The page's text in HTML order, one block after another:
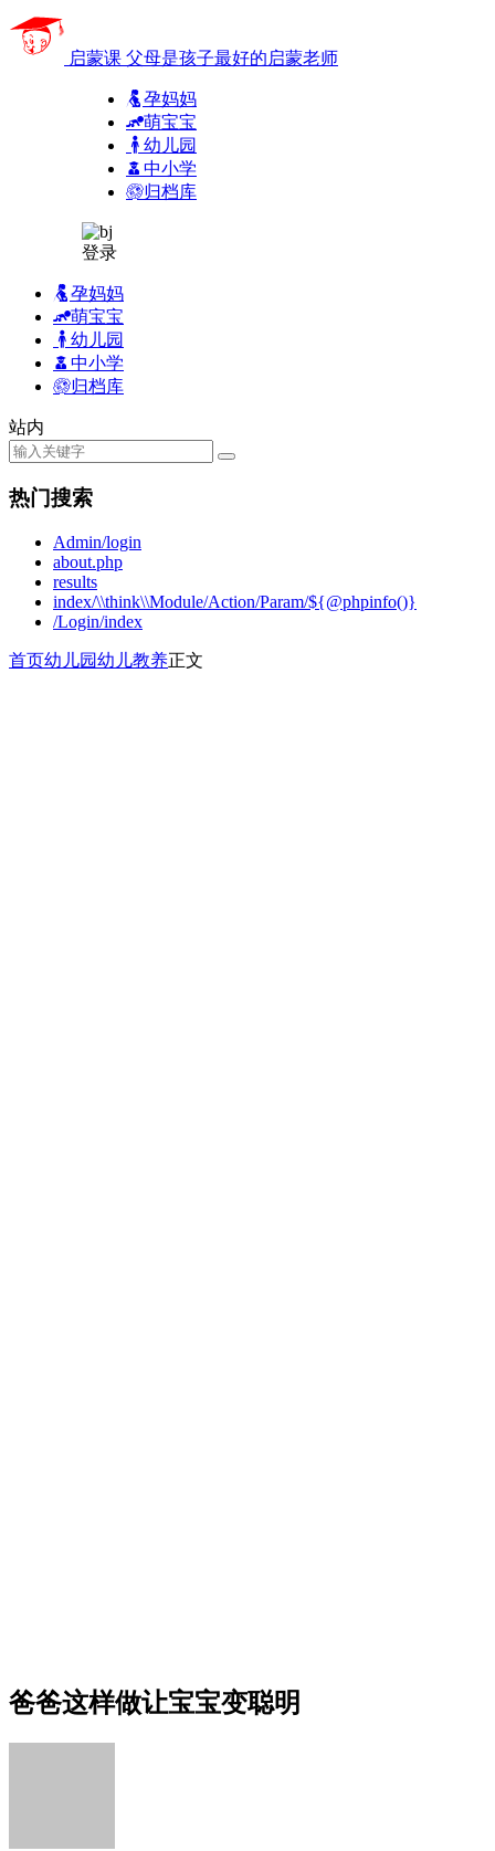
启蒙课 父母是孩子最好的启蒙老师
孕妈妈
萌宝宝
幼儿园
中小学
归档库
登录
孕妈妈
萌宝宝
幼儿园
中小学
归档库
站内
热门搜索
Admin/login
about.php
results
index/\\think\\Module/Action/Param/${@phpinfo()}
/Login/index
首页幼儿园幼儿教养正文
爸爸这样做让宝宝变聪明